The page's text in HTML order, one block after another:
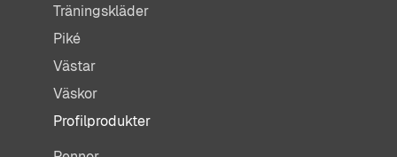
Träningskläder
Piké
Västar
Väskor
Profilprodukter